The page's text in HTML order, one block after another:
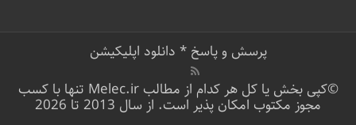
پرسش و پاسخ* دانلود اپلیکیشن
©کپی بخش یا کل هر کدام از مطالب Melec.ir تنها با کسب
مجوز مکتوب امکان پذیر است. از سال 2013 تا 2026